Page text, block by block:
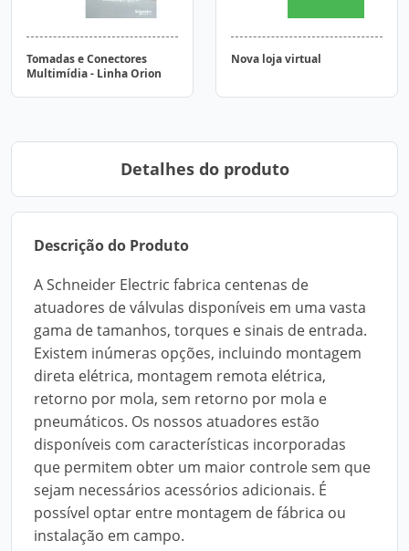
Tomadas e Conectores
Multimídia - Linha Orion
Nova loja virtual
Detalhes do produto
Descrição do Produto
A Schneider Electric fabrica centenas de
atuadores de válvulas disponíveis em uma vasta
gama de tamanhos, torques e sinais de entrada.
Existem inúmeras opções, incluindo montagem
direta elétrica, montagem remota elétrica,
retorno por mola, sem retorno por mola e
pneumáticos. Os nossos atuadores estão
disponíveis com características incorporadas
que permitem obter um maior controle sem que
sejam necessários acessórios adicionais. É
possível optar entre montagem de fábrica ou
instalação em campo.